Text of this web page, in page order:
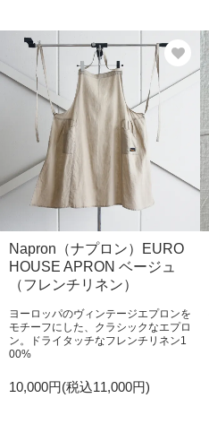
Napron（ナプロン）EURO
HOUSE APRON ベージュ
（フレンチリネン）
ヨーロッパのヴィンテージエプロンを
モチーフにした、クラシックなエプロ
ン。ドライタッチなフレンチリネン1
00%
10,000円(税込11,000円)